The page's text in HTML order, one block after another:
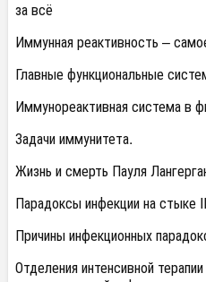
за всё
Иммунная реактивность –
Главные функциональные
Иммунореактивная система в
Задачи иммунитета.
Жизнь и смерть Пауля
Парадоксы инфекции на стыке
Причины инфекционных
Отделения интенсивной